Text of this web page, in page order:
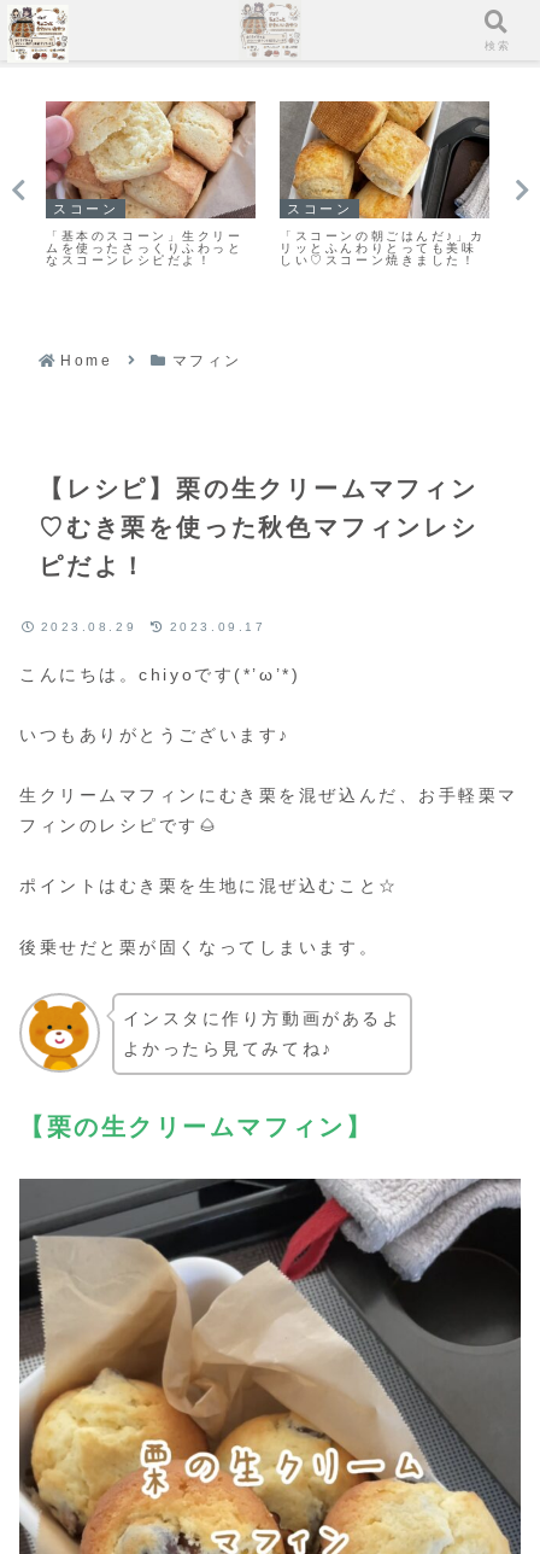
クッキー
また食べたくなる美味しさ♡
栗原はるみさんの塩クッキー
作ってみました！
マフィン
すぐに作れる♥食べられる♥濃
厚ガトーショコラマフィン作
りました！
Home マフィン
【レシピ】栗の生クリームマフィン
♡むき栗を使った秋色マフィンレシ
ピだよ！
2023.08.29 2023.09.17
こんにちは。chiyoです(*’ω’*)
いつもありがとうございます♪
生クリームマフィンにむき栗を混ぜ込んだ、お手軽栗マ
フィンのレシピです🌰
ポイントはむき栗を生地に混ぜ込むこと☆
後乗せだと栗が固くなってしまいます。
インスタに作り方動画があるよ
よかったら見てみてね♪
【栗の生クリームマフィン】
メニュー 検索